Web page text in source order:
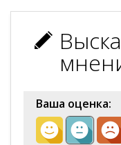
Ваша оценка: